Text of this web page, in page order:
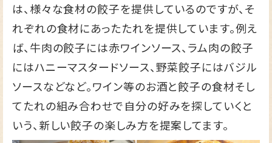
は、様々な食材の餃子を提供しているのですが、そ
れぞれの食材にあったたれを提供しています。例え
ば、牛肉の餃子には赤ワインソース、ラム肉の餃子
にはハニーマスタードソース、野菜餃子にはバジル
ソースなどなど。ワイン等のお酒と餃子の食材そし
てたれの組み合わせで自分の好みを探していくと
いう、新しい餃子の楽しみ方を提案してます。